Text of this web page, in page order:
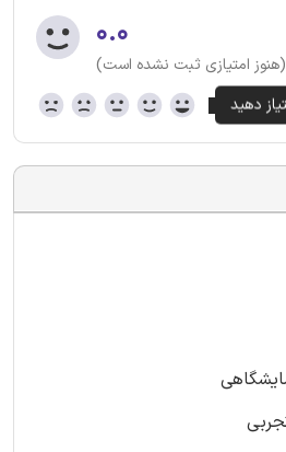
۰.۰
(هنوز امتیازی ثبت نشده است)